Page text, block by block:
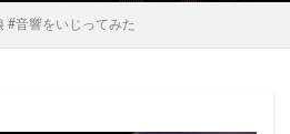
#音響をいじってみた